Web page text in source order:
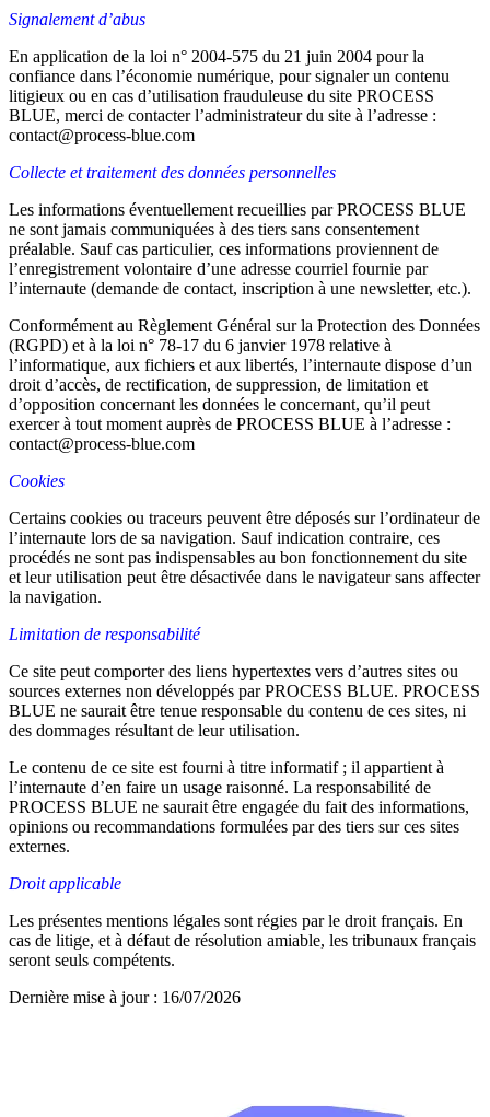
Signalement d’abus
En application de la loi n° 2004-575 du 21 juin 2004 pour la
confiance dans l’économie numérique, pour signaler un contenu
litigieux ou en cas d’utilisation frauduleuse du site PROCESS
BLUE, merci de contacter l’administrateur du site à l’adresse :
contact@process-blue.com
Collecte et traitement des données personnelles
Les informations éventuellement recueillies par PROCESS BLUE
ne sont jamais communiquées à des tiers sans consentement
préalable. Sauf cas particulier, ces informations proviennent de
l’enregistrement volontaire d’une adresse courriel fournie par
l’internaute (demande de contact, inscription à une newsletter, etc.).
Conformément au Règlement Général sur la Protection des Données
(RGPD) et à la loi n° 78-17 du 6 janvier 1978 relative à
l’informatique, aux fichiers et aux libertés, l’internaute dispose d’un
droit d’accès, de rectification, de suppression, de limitation et
d’opposition concernant les données le concernant, qu’il peut
exercer à tout moment auprès de PROCESS BLUE à l’adresse :
contact@process-blue.com
Cookies
Certains cookies ou traceurs peuvent être déposés sur l’ordinateur de
l’internaute lors de sa navigation. Sauf indication contraire, ces
procédés ne sont pas indispensables au bon fonctionnement du site
et leur utilisation peut être désactivée dans le navigateur sans affecter
la navigation.
Limitation de responsabilité
Ce site peut comporter des liens hypertextes vers d’autres sites ou
sources externes non développés par PROCESS BLUE. PROCESS
BLUE ne saurait être tenue responsable du contenu de ces sites, ni
des dommages résultant de leur utilisation.
Le contenu de ce site est fourni à titre informatif ; il appartient à
l’internaute d’en faire un usage raisonné. La responsabilité de
PROCESS BLUE ne saurait être engagée du fait des informations,
opinions ou recommandations formulées par des tiers sur ces sites
externes.
Droit applicable
Les présentes mentions légales sont régies par le droit français. En
cas de litige, et à défaut de résolution amiable, les tribunaux français
seront seuls compétents.
Dernière mise à jour : 16/07/2026